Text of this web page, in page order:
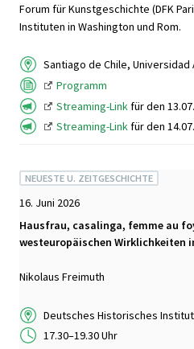
Forum für Kunstgeschichte (DFK
Instituten in Washington und Rom.
Santiago de Chile,
Programm
Streaming-Link für den
Streaming-Linkfür den
NEUESTE U. ZEITGESCHICHTE
16. Juni 2026
Hausfrau, casalinga, femme au
westeuropäischen Wirklichkeiten
Nikolaus Freimuth
Deutsches Historisches Institut
17.30–19.30 Uhr